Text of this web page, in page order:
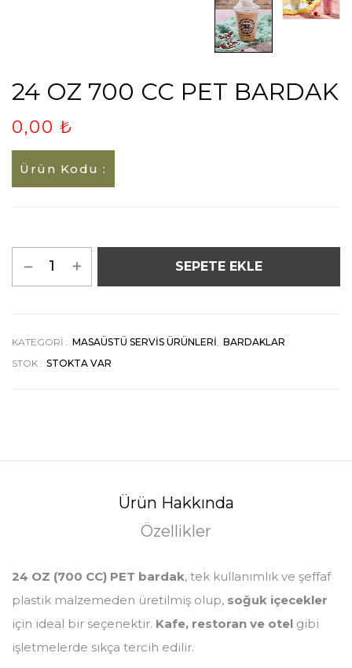
24 OZ 700 CC PET BARDAK
0,00 ₺
Ürün Kodu :
SEPETE EKLE
KATEGORI : MASAÜSTÜ SERVIS ÜRÜNLERI BARDAKLAR
STOK : STOKTA VAR
Ürün Hakkında
Özellikler
24 OZ (700 CC) PET bardak, tek kullanımlık ve şeffaf
plastik malzemeden üretilmiş olup, soğuk içecekler
için ideal bir seçenektir. Kafe, restoran ve otel gibi
işletmelerde sıkça tercih edilir.